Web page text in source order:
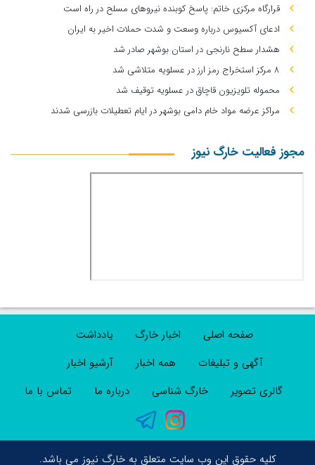
قرارگاه مرکزی خاتم: پاسخ کوبنده نیروهای مسلح در راه است
ادعای آکسیوس درباره وسعت و شدت حملات اخیر به ایران
هشدار سطح نارنجی در استان بوشهر صادر شد
۸ مرکز استخراج رمز ارز در عسلویه متلاشی شد
محموله تلویزیون قاچاق در عسلویه توقیف شد
مراکز عرضه مواد خام دامی بوشهر در ایام تعطیلات بازرسی شدند
مجوز فعالیت خارگ نیوز
صفحه اصلی اخبار خارگ
یادداشت
آگهی و تبلیغات
همه اخبار
آرشیو اخبار
گالری تصویر
خارگ شناسی درباره ما تماس با ما
کلیه حقوق این وب سایت متعلق به خارگ نیوز می باشد.